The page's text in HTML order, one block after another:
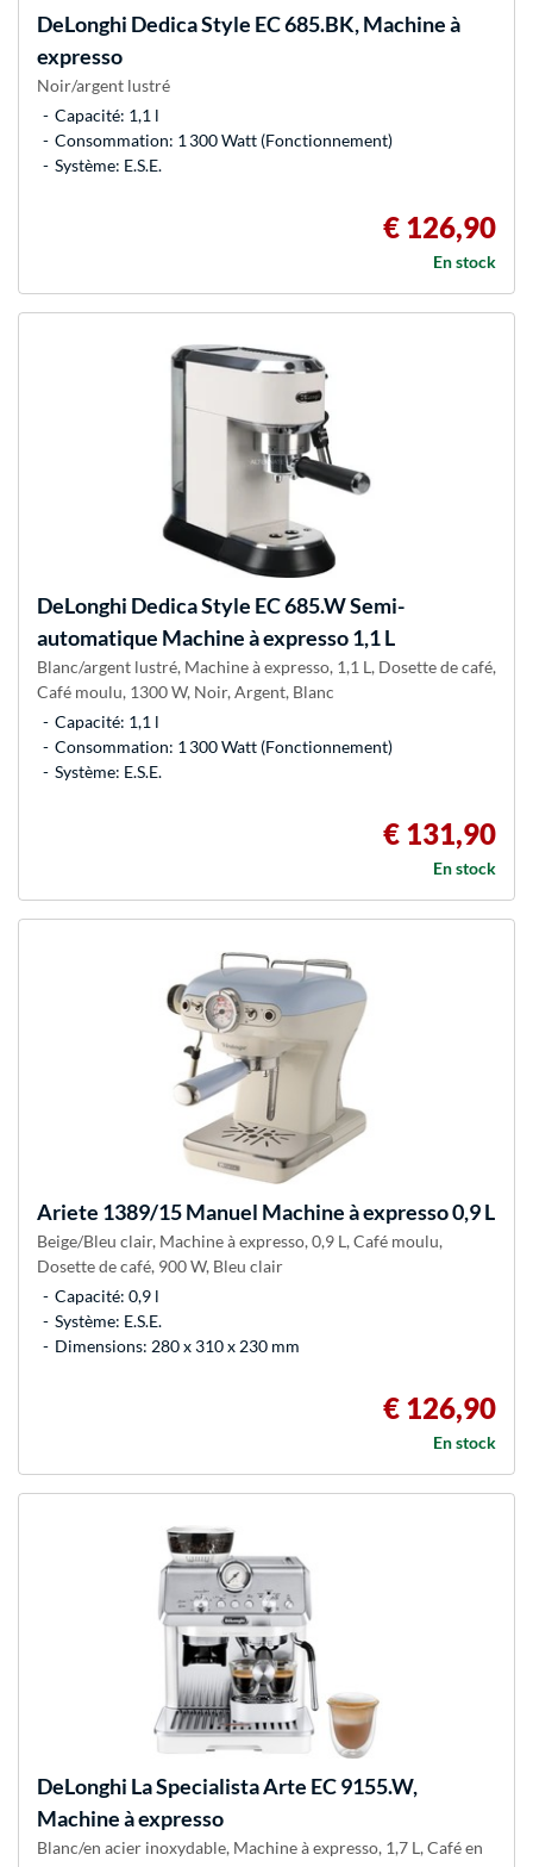
DeLonghi Dedica Style EC 685.BK, Machine à
expresso
Noir/argent lustré
Capacité: 1,1 l
Consommation: 1 300 Watt (Fonctionnement)
Système: E.S.E.
€ 126,90
En stock
DeLonghi Dedica Style EC 685.W Semi-
automatique Machine à expresso 1,1 L
Blanc/argent lustré, Machine à expresso, 1,1 L, Dosette de café,
Café moulu, 1300 W, Noir, Argent, Blanc
Capacité: 1,1 l
Consommation: 1 300 Watt (Fonctionnement)
Système: E.S.E.
€ 131,90
En stock
Ariete 1389/15 Manuel Machine à expresso 0,9 L
Beige/Bleu clair, Machine à expresso, 0,9 L, Café moulu,
Dosette de café, 900 W, Bleu clair
Capacité: 0,9 l
Système: E.S.E.
Dimensions: 280 x 310 x 230 mm
€ 126,90
En stock
DeLonghi La Specialista Arte EC 9155.W,
Machine à expresso
Blanc/en acier inoxydable, Machine à expresso, 1,7 L, Café en